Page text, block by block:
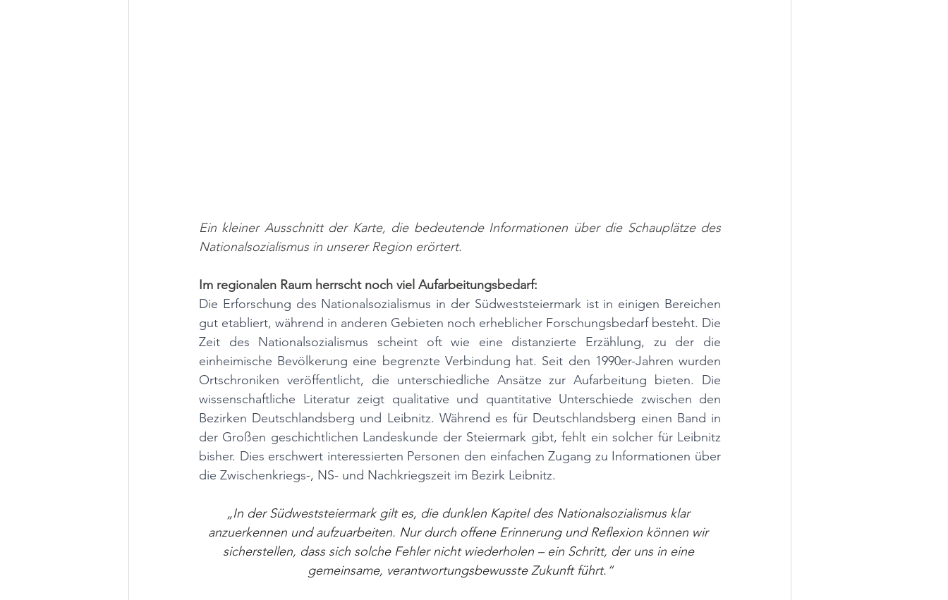
Ein kleiner Ausschnitt der Karte, die bedeutende Informationen über die Schauplätze des
Nationalsozialismus in unserer Region erörtert.
Im regionalen Raum herrscht noch viel Aufarbeitungsbedarf:
Die Erforschung des Nationalsozialismus in der Südweststeiermark ist in einigen Bereichen
gut etabliert, während in anderen Gebieten noch erheblicher Forschungsbedarf besteht. Die
Zeit des Nationalsozialismus scheint oft wie eine distanzierte Erzählung, zu der die
einheimische Bevölkerung eine begrenzte Verbindung hat. Seit den 1990er-Jahren wurden
Ortschroniken veröffentlicht, die unterschiedliche Ansätze zur Aufarbeitung bieten. Die
wissenschaftliche Literatur zeigt qualitative und quantitative Unterschiede zwischen den
Bezirken Deutschlandsberg und Leibnitz. Während es für Deutschlandsberg einen Band in
der Großen geschichtlichen Landeskunde der Steiermark gibt, fehlt ein solcher für Leibnitz
bisher. Dies erschwert interessierten Personen den einfachen Zugang zu Informationen über
die Zwischenkriegs-, NS- und Nachkriegszeit im Bezirk Leibnitz.
„In der Südweststeiermark gilt es, die dunklen Kapitel des Nationalsozialismus klar
anzuerkennen und aufzuarbeiten. Nur durch offene Erinnerung und Reflexion können wir
sicherstellen, dass sich solche Fehler nicht wiederholen – ein Schritt, der uns in eine
gemeinsame, verantwortungsbewusste Zukunft führt.“